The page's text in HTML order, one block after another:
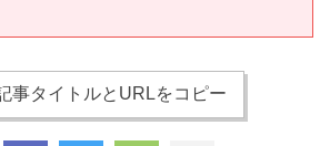
事タイトルとURLをコピー